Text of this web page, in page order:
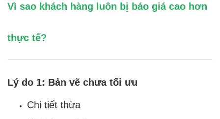
Vì sao khách hàng luôn bị báo giá cao hơn
thực tế?
Lý do 1: Bản vẽ chưa tối ưu
Chi tiết thừa